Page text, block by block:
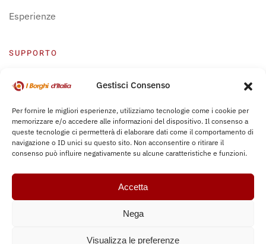
Gestisci Consenso
Per fornire le migliori esperienze, utilizziamo tecnologie come i cookie per
memorizzare e/o accedere alle informazioni del dispositivo. Il consenso a
queste tecnologie ci permetterà di elaborare dati come il comportamento di
navigazione o ID unici su questo sito. Non acconsentire o ritirare il
consenso può influire negativamente su alcune caratteristiche e funzioni.
Accetta
Nega
Visualizza le preferenze
Esperienze
SUPPORTO
Centro Supporto
Leggi Bochure
2026iborghiditalia.com. All rights reserved.